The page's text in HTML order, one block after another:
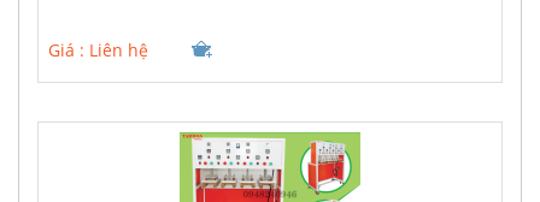
Giá : Liên hệ